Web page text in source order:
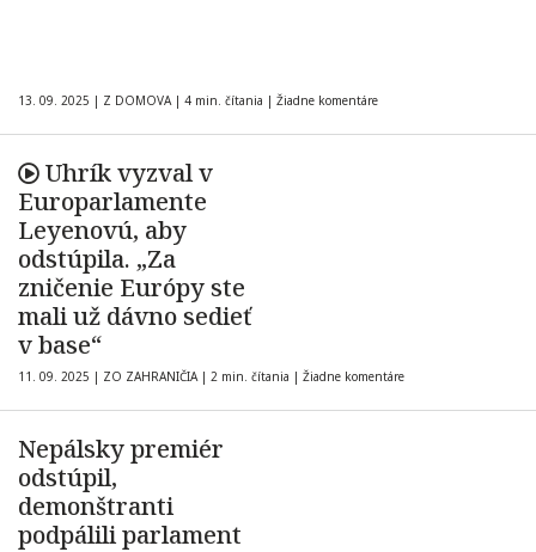
13. 09. 2025 | Z DOMOVA | 4 min. čítania | Žiadne komentáre
Uhrík vyzval v
Europarlamente
Leyenovú, aby
odstúpila. „Za
zničenie Európy ste
mali už dávno sedieť
v base“
11. 09. 2025 | ZO ZAHRANIČIA | 2 min. čítania | Žiadne komentáre
Nepálsky premiér
odstúpil,
demonštranti
podpálili parlament